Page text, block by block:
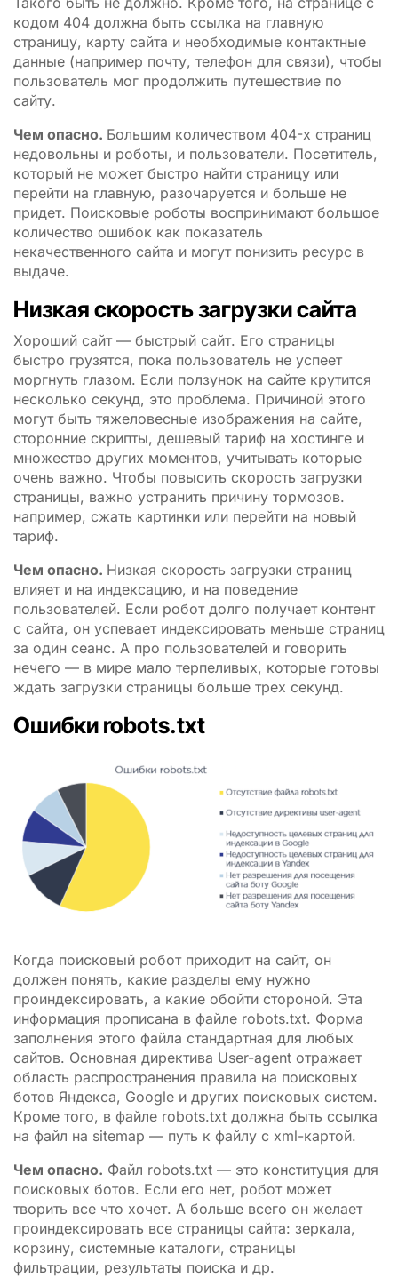
кодом 404 должна быть ссылка на главную
страницу, карту сайта и необходимые контактные
данные (например почту, телефон для связи), чтобы
пользователь мог продолжить путешествие по
сайту.
Чем опасно. Большим количеством 404-х страниц
недовольны и роботы, и пользователи. Посетитель,
который не может быстро найти страницу или
перейти на главную, разочаруется и больше не
придет. Поисковые роботы воспринимают большое
количество ошибок как показатель
некачественного сайта и могут понизить ресурс в
выдаче.
Низкая скорость загрузки сайта
Хороший сайт — быстрый сайт. Его страницы
быстро грузятся, пока пользователь не успеет
моргнуть глазом. Если ползунок на сайте крутится
несколько секунд, это проблема. Причиной этого
могут быть тяжеловесные изображения на сайте,
сторонние скрипты, дешевый тариф на хостинге и
множество других моментов, учитывать которые
очень важно. Чтобы повысить скорость загрузки
страницы, важно устранить причину тормозов.
например, сжать картинки или перейти на новый
тариф.
Чем опасно. Низкая скорость загрузки страниц
влияет и на индексацию, и на поведение
пользователей. Если робот долго получает контент
с сайта, он успевает индексировать меньше страниц
за один сеанс. А про пользователей и говорить
нечего — в мире мало терпеливых, которые готовы
ждать загрузки страницы больше трех секунд.
Ошибки robots.txt
Когда поисковый робот приходит на сайт, он
должен понять, какие разделы ему нужно
проиндексировать, а какие обойти стороной. Эта
информация прописана в файле robots.txt. Форма
заполнения этого файла стандартная для любых
сайтов. Основная директива User-agent отражает
область распространения правила на поисковых
ботов Яндекса, Google и других поисковых систем.
Кроме того, в файле robots.txt должна быть ссылка
на файл на sitemap — путь к файлу с xml-картой.
Чем опасно. Файл robots.txt — это конституция для
поисковых ботов. Если его нет, робот может
творить все что хочет. А больше всего он желает
проиндексировать все страницы сайта: зеркала,
корзину, системные каталоги, страницы
фильтрации, результаты поиска и др.